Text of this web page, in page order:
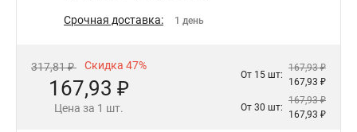
Срочная доставка: 1 день
317,81 ₽ Скидка 47%
167,93 ₽
Цена за 1 шт.
От 15 шт:
167,93 ₽
167,93 ₽
От 30 шт:
167,93 ₽
167,93 ₽